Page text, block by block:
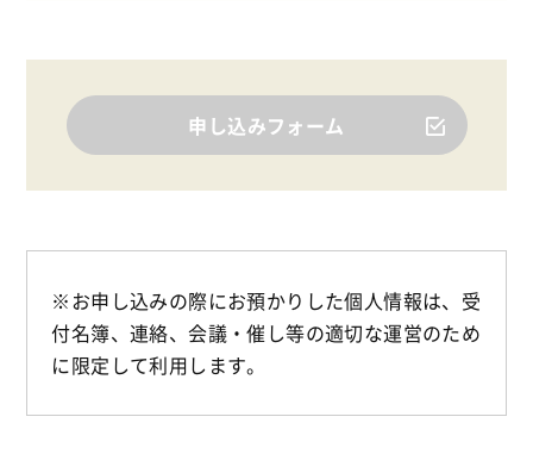
申し込みフォーム
※お申し込みの際にお預かりした個人情報は、受
付名簿、連絡、会議・催し等の適切な運営のため
に限定して利用します。